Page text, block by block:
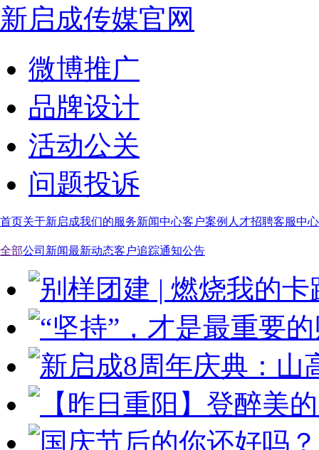
新启成传媒官网
微博推广
品牌设计
活动公关
问题投诉
首页关于新启成我们的服务新闻中心客户案例 人才招聘客服中心
全部公司新闻最新动态客户追踪通知公告